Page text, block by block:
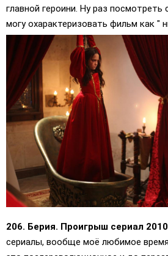
главной героини. Ну раз
могу охарактеризовать фильм как "
206. Берия. Проигрыш сериал
сериалы, вообще моё любимое